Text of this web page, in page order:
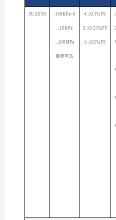
SUAY50 -100KPa~0
...10KPa
...100MPa
量程可选
4:±0.1%FS
2:±0.25%FS
1:±0.5%FS